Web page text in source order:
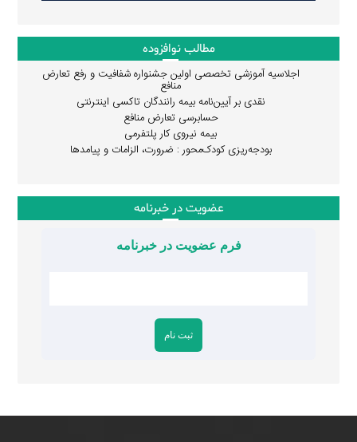
مطالب نوافزوده
اجلاسیه آموزشی تخصصی اولین جشنواره شفافیت و رفع تعارض
منافع
نقدی بر آیین‌نامه بیمه رانندگان تاکسی اینترنتی
حسابرسی تعارض منافع
بیمه نیروی کار پلتفرمی
بودجه‌ریزی کودک‌محور : ضرورت، الزامات و پیامدها
عضویت در خبرنامه
فرم عضویت در خبرنامه